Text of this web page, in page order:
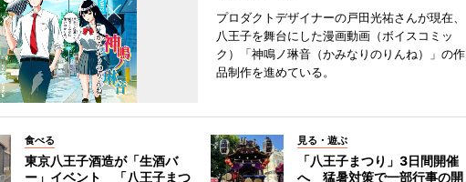
プロダクトデザイナーの戸田光祐さんが現在、
八王子を舞台にした漫画動画（ボイスコミッ
ク）「神鳴ノ琳音（かみなりのりんね）」の作
品制作を進めている。
食べる
東京八王子酒造が「生酒バ
ー」イベント 「八王子まつ
見る・遊ぶ
「八王子まつり」3日間開催
へ 猛暑対策で一部行事の開